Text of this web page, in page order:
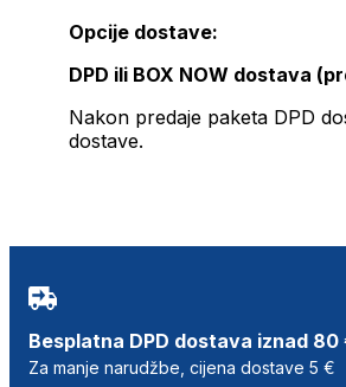
Opcije dostave:
DPD ili BOX NOW dostava
Nakon predaje paketa DPD
dostave.
Besplatna DPD dostava iznad 80
Za manje narudžbe, cijena dostave 5 €